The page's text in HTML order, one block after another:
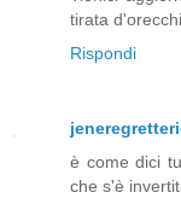
tirata
Rispondi
è come dici
che s'è